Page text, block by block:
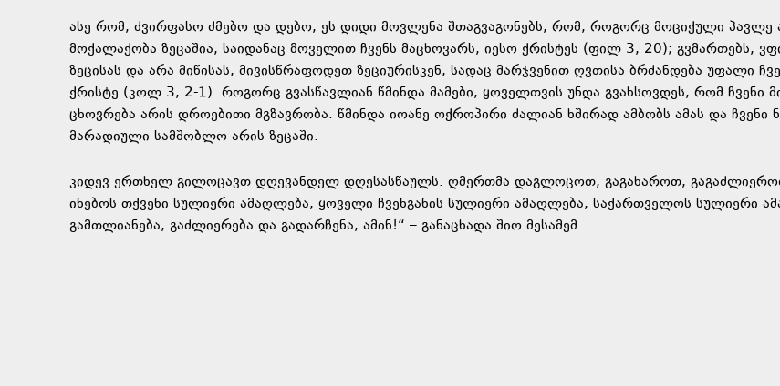
ასე რომ, ძვირფასო ძმებო და დებო, ეს დიდი მოვლენა შთაგვაგონებს, რომ, როგორც მოციქული პავლე
მოქალაქობა ზეცაშია, საიდანაც მოველით ჩვენს მაცხოვარს, იესო ქრისტეს (ფილ 3, 20); გვმართებს,
ზეცისას და არა მიწისას, მივისწრაფოდეთ ზეციურისკენ, სადაც მარჯვენით ღვთისა ბრძანდება უფალი
ქრისტე (კოლ 3, 2-1). როგორც გვასწავლიან წმინდა მამები, ყოველთვის უნდა გვახსოვდეს, რომ ჩვენი
ცხოვრება არის დროებითი მგზავრობა. წმინდა იოანე ოქროპირი ძალიან ხშირად ამბობს ამას და ჩვენი
მარადიული სამშობლო არის ზეცაში.
კიდევ ერთხელ გილოცავთ დღევანდელ დღესასწაულს. ღმერთმა დაგლოცოთ, გაგახაროთ,
ინებოს თქვენი სულიერი ამაღლება, ყოველი ჩვენგანის სულიერი ამაღლება, საქართველოს სულიერი
გამთლიანება, გაძლიერება და გადარჩენა, ამინ!“ – განაცხადა შიო მესამემ.